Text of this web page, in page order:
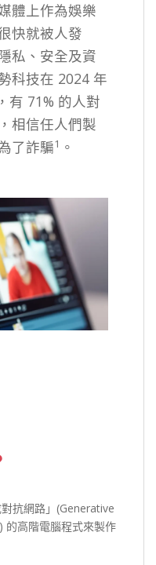
體上作為娛樂
快就被人發
私、安全及資
科技在 2024 年
有 71% 的人對
相信任人們製
了詐騙1 。
抗網路」(Generative
高階電腦程式來製作